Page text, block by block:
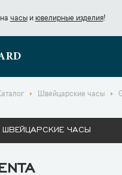
часыи ювелирные изделия!
часы
Швейцарские часы
ШВЕЙЦАРСКИЕ ЧАСЫ